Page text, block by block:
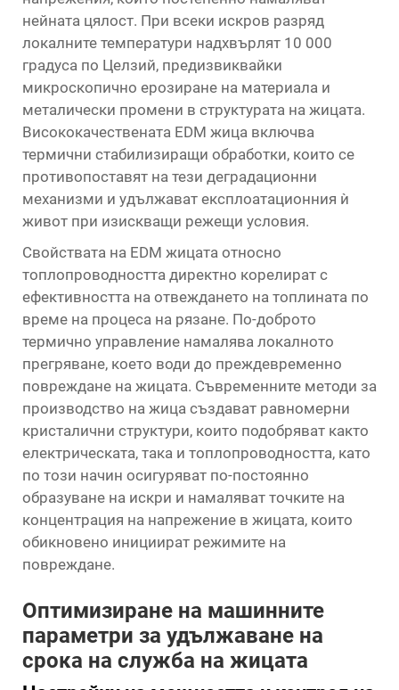
нейната цялост. При всеки искров разряд
локалните температури надхвърлят 10 000
градуса по Целзий, предизвиквайки
микроскопично ерозиране на материала и
металически промени в структурата на жицата.
Висококачествената EDM жица включва
термични стабилизиращи обработки, които се
противопоставят на тези деградационни
механизми и удължават експлоатационния ѝ
живот при изискващи режещи условия.
Свойствата на EDM жицата относно
топлопроводността директно корелират с
ефективността на отвеждането на топлината по
време на процеса на рязане. По-доброто
термично управление намалява локалното
прегряване, което води до преждевременно
повреждане на жицата. Съвременните методи за
производство на жица създават равномерни
кристалични структури, които подобряват както
електрическата, така и топлопроводността, като
по този начин осигуряват по-постоянно
образуване на искри и намаляват точките на
концентрация на напрежение в жицата, които
обикновено инициират режимите на
повреждане.
Оптимизиране на машинните
параметри за удължаване на
срока на служба на жицата